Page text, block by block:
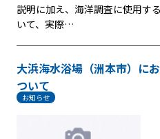
説明に加え、海洋調査に使用す
いて、実際…
大浜海水浴場（洲本市）に
ついて
お知らせ